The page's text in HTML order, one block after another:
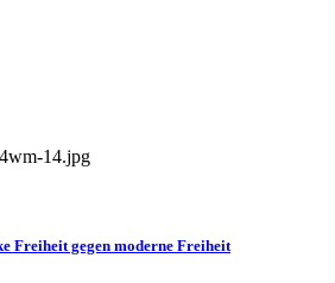
Freiheit gegen moderne Freiheit